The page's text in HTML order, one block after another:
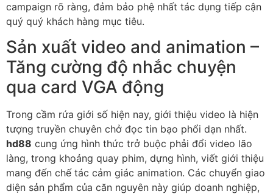
campaign rõ ràng, đảm bảo phệ nhất tác dụng tiếp cận
quý quý khách hàng mục tiêu.
Sản xuất video and animation –
Tăng cường độ nhắc chuyện
qua card VGA động
Trong cầm rứa giới số hiện nay, giới thiệu video là hiện
tượng truyền chuyên chở đọc tin bạo phổi dạn nhất.
hd88 cung ứng hình thức trở buộc phải đổi video lão
làng, trong khoảng quay phim, dựng hình, viết giới thiệu
mang đến chế tác cảm giác animation. Các chuyển giao
diện sản phẩm của căn nguyên này giúp doanh nghiệp,